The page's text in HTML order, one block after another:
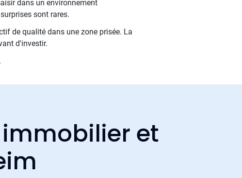
dans un environnement
sont rares.
de qualité dans une zone prisée. La
d'investir.
et